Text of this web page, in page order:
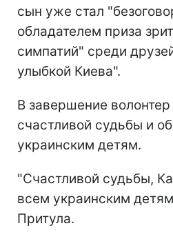
сын уже стал
обладателем приза
симпатий" среди
улыбкой Киева".
В завершение
счастливой судьбы и
украинским детям.
"Счастливой судьбы,
всем украинским
Притула.